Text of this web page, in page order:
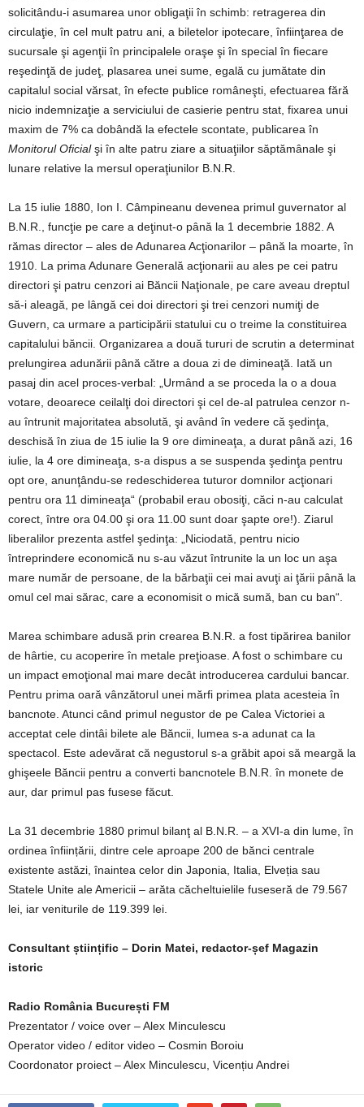
solicitându-i asumarea unor obligaţii în schimb: retragerea din
circulaţie, în cel mult patru ani, a biletelor ipotecare, înfiinţarea de
sucursale şi agenţii în principalele oraşe şi în special în fiecare
reşedinţă de judeţ, plasarea unei sume, egală cu jumătate din
capitalul social vărsat, în efecte publice româneşti, efectuarea fără
nicio indemnizaţie a serviciului de casierie pentru stat, fixarea unui
maxim de 7% ca dobândă la efectele scontate, publicarea în
Monitorul Oficialşi în alte patru ziare a situaţiilor săptămânale şi
lunare relative la mersul operaţiunilor B.N.R.
La 15 iulie 1880, Ion I. Câmpineanu devenea primul guvernator al
B.N.R., funcţie pe care a deţinut-o până la 1 decembrie 1882. A
rămas director – ales de Adunarea Acţionarilor – până la moarte, în
1910. La prima Adunare Generală acţionarii au ales pe cei patru
directori şi patru cenzori ai Băncii Naţionale, pe care aveau dreptul
să-i aleagă, pe lângă cei doi directori şi trei cenzori numiţi de
Guvern, ca urmare a participării statului cu o treime la constituirea
capitalului băncii. Organizarea a două tururi de scrutin a determinat
prelungirea adunării până către a doua zi de dimineaţă. Iată un
pasaj din acel proces-verbal: „Urmând a se proceda la o a doua
votare, deoarece ceilalţi doi directori şi cel de-al patrulea cenzor n-
au întrunit majoritatea absolută, şi având în vedere că şedinţa,
deschisă în ziua de 15 iulie la 9 ore dimineaţa, a durat până azi, 16
iulie, la 4 ore dimineaţa, s-a dispus a se suspenda şedinţa pentru
opt ore, anunţându-se redeschiderea tuturor domnilor acţionari
pentru ora 11 dimineaţa“ (probabil erau obosiţi, căci n-au calculat
corect, între ora 04.00 şi ora 11.00 sunt doar şapte ore!). Ziarul
liberalilor prezenta astfel şedinţa: „Niciodată, pentru nicio
întreprindere economică nu s-au văzut întrunite la un loc un aşa
mare număr de persoane, de la bărbaţii cei mai avuţi ai ţării până la
omul cel mai sărac, care a economisit o mică sumă, ban cu ban“.
Marea schimbare adusă prin crearea B.N.R. a fost tipărirea banilor
de hârtie, cu acoperire în metale preţioase. A fost o schimbare cu
un impact emoţional mai mare decât introducerea cardului bancar.
Pentru prima oară vânzătorul unei mărfi primea plata acesteia în
bancnote. Atunci când primul negustor de pe Calea Victoriei a
acceptat cele dintâi bilete ale Băncii, lumea s-a adunat ca la
spectacol. Este adevărat că negustorul s-a grăbit apoi să meargă la
ghişeele Băncii pentru a converti bancnotele B.N.R. în monete de
aur, dar primul pas fusese făcut.
La 31 decembrie 1880 primul bilanţ al B.N.R. – a XVI-a din lume, în
ordinea înființării, dintre cele aproape 200 de bănci centrale
existente astăzi, înaintea celor din Japonia, Italia, Elveția sau
Statele Unite ale Americii – arăta căcheltuielile fuseseră de 79.567
lei, iar veniturile de 119.399 lei.
Consultant științific – Dorin Matei, redactor-șef Magazin
istoric
Radio România București FM
Prezentator / voice over – Alex Minculescu
Operator video / editor video – Cosmin Boroiu
Coordonator proiect – Alex Minculescu, Vicențiu Andrei